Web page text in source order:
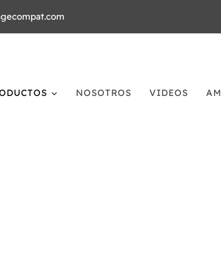
NOSOTROS VIDEOS